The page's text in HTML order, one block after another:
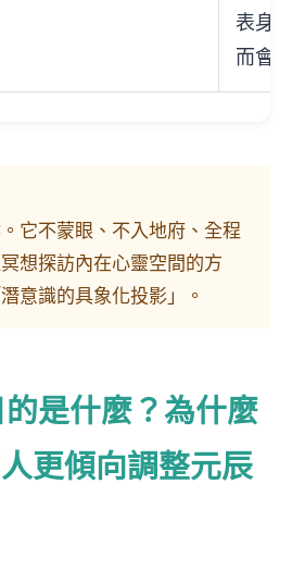
表身
而會
它不蒙眼、不入地府、全程
想探訪內在心靈空間的方
意識的具象化投影」。
是什麼？為什麼
更傾向調整元辰